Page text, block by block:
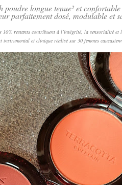
poudre longue tenue² et
parfaitement dosé, modulable et
10% restants contribuent à l’intégrité, la sensorialité
instrumental et clinique réalisé sur 30 femmes